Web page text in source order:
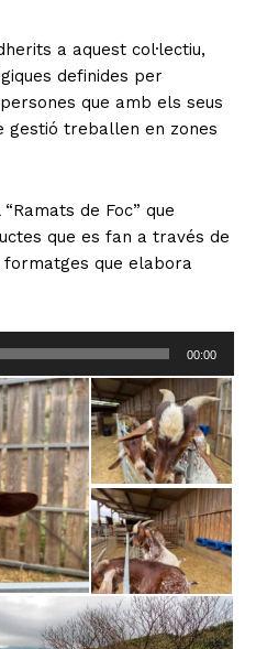
a aquest col·lectiu,
definides per
que amb els seus
gestió treballen en zones
de Foc” que
que es fan a través de
que elabora
00:00